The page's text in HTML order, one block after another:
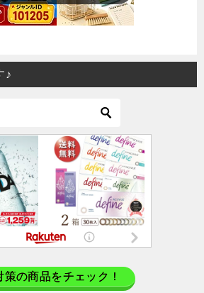
♪
の商品をチェック！